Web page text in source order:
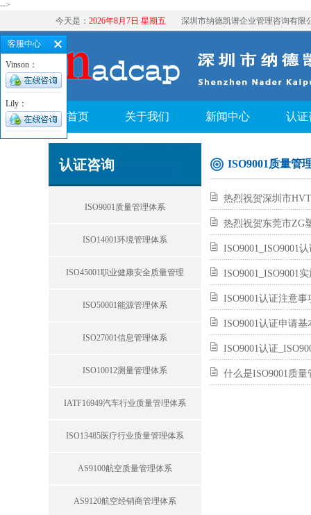
-->
今天是： 2026年8月7日 星期五 深圳市纳德凯谱企业管理咨询有限
首页 关于我们 新闻中心 认证
认证咨询
ISO9001质量管理体系
ISO14001环境管理体系
ISO45001职业健康安全质量管理
ISO50001能源管理体系
ISO27001信息管理体系
ISO10012测量管理体系
IATF16949汽车行业质量管理体系
ISO13485医疗行业质量管理体系
AS9100航空质量管理体系
AS9120航空经销商管理体系
ISO9001质量管
热烈祝贺深圳市
热烈祝贺东莞市ZG
ISO9001_ISO9001
ISO9001_ISO9001
ISO9001认证注意
ISO9001认证申请
ISO9001认证
什么是ISO9001质
客服中心
Vinson：
Lily：